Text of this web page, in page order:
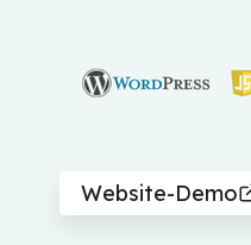
Website-Demo